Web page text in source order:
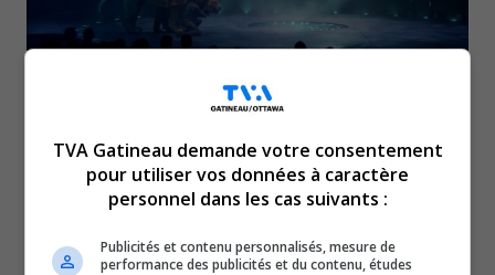
Du 10 septembre au 18 octobre, laissez-vous
transporter au Mexique avec LUZIA. Rideau de
pluie, nouvelle discipline de trapèze, acrobaties
sur des tapis roulants, marionnettes d’animaux
aux mouvements vraisemblables et
TVA Gatineau demande votre consentement
pour utiliser vos données à caractère
personnel dans les cas suivants :
Publicités et contenu personnalisés, mesure de
performance des publicités et du contenu, études